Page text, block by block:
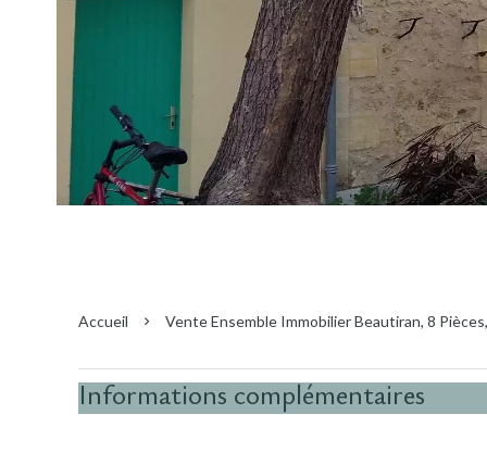
Accueil Vente Ensemble Immobilier Beautiran, 8
Informations complémentaires